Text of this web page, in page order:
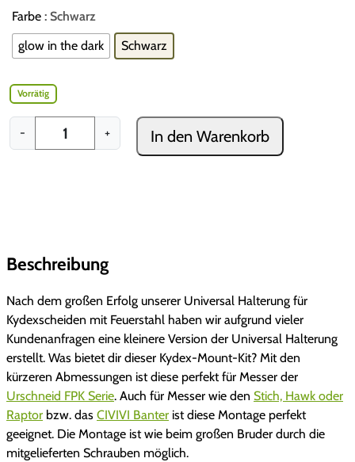
Farbe : Schwarz
glow in the dark
Schwarz
Vorrätig
-
r
a
l
F
e
u
e
r
s
t
+ In den Warenkorb
Beschreibung
Nach dem großen Erfolg unserer Universal Halterung für
Kydexscheiden mit Feuerstahl haben wir aufgrund vieler
Kundenanfragen eine kleinere Version der Universal Halterung
erstellt. Was bietet dir dieser Kydex-Mount-Kit? Mit den
kürzeren Abmessungen ist diese perfekt für Messer der
Urschneid FPK Serie. Auch für Messer wie den Stich, Hawk oder
Raptor bzw. das CIVIVI Banter ist diese Montage perfekt
geeignet. Die Montage ist wie beim großen Bruder durch die
mitgelieferten Schrauben möglich.